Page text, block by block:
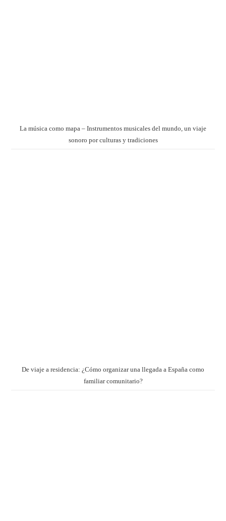
La música como mapa – Instrumentos musicales del mundo, un viaje
sonoro por culturas y tradiciones
De viaje a residencia: ¿Cómo organizar una llegada a España como
familiar comunitario?